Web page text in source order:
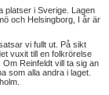
platser i Sverige. Lagen
och Helsingborg, I år är
vi fullt ut. På sikt
vuxit till en folkrörelse
Reinfeldt vill ta sig an
som alla andra i laget.